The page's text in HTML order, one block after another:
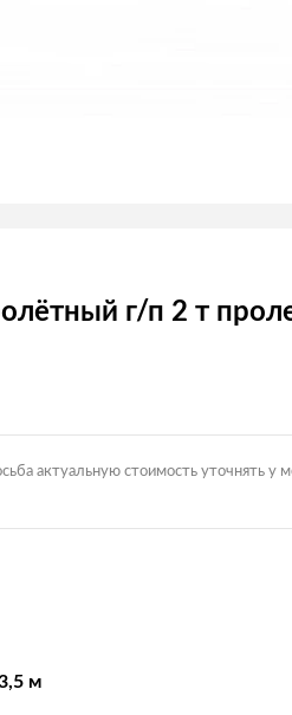
г/п 2 т
актуальную стоимость уточнять у
м